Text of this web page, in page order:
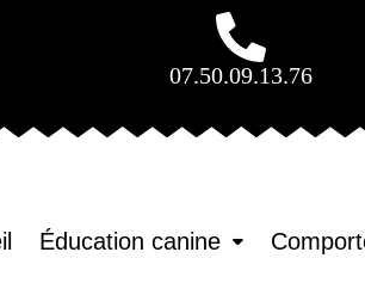
07.50.09.13.76
Éducation canine